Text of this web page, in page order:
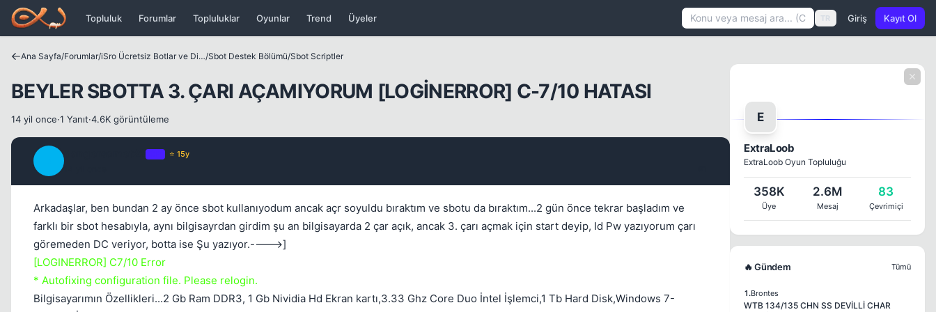
Icerige atla
Topluluk Forumlar Topluluklar Oyunlar Trend Üyeler TR Giriş Kayıt Ol
Ana Sayfa/Forumlar/ iSro Ücretsiz Botlar ve Diğer Programlar/Sbot Destek Bölümü/Sbot Scriptler
BEYLER SBOTTA 3. ÇARI AÇAMIYORUM [LOGİNERROR] C-7/10 HATASI
14 yil once·1 Yanıt·4.6K görüntüleme
⭐ 15y
Arkadaşlar, ben bundan 2 ay önce sbot kullanıyodum ancak açr soyuldu bıraktım ve sbotu da bıraktım...2 gün önce tekrar başladım ve
farklı bir sbot hesabıyla, aynı bilgisayrdan girdim şu an bilgisayarda 2 çar açık, ancak 3. çarı açmak için start deyip, Id Pw yazıyorum çarı
göremeden DC veriyor, botta ise Şu yazıyor.---->]
[LOGINERROR] C7/10 Error
* Autofixing configuration file. Please relogin.
Bilgisayarımın Özellikleri...2 Gb Ram DDR3, 1 Gb Nividia Hd Ekran kartı,3.33 Ghz Core Duo İntel İşlemci,1 Tb Hard Disk,Windows 7-
E
ExtraLoob
ExtraLoob Oyun Topluluğu
358K
Üye
2.6M
Mesaj
83
Çevrimiçi
🔥 Gündem Tümü
1.Brontes
WTB 134/135 CHN SS DEVİLLİ CHAR